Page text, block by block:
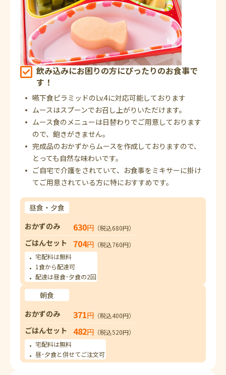
飲み込みにお困りの方にぴったりのお食事で
す！
嚥下食ピラミッドのLv.4に対応可能しております
ムースはスプーンでお召し上がりいただけます。
ムース食のメニューは日替わりでご用意しております
ので、飽きがきません。
完成品のおかずからムースを作成しておりますので、
とっても自然な味わいです。
ご自宅で介護をされていて、お食事をミキサーに掛け
てご用意されている方に特におすすめです。
昼食・夕食
おかずのみ
630円 （税込680円）
ごはんセット 704円 （税込760円）
宅配料は無料
1食から配達可
配達は昼食･夕食の2回
朝食
おかずのみ
371円 （税込400円）
ごはんセット 482円 （税込520円）
宅配料は無料
昼･夕食と併せてご注文可